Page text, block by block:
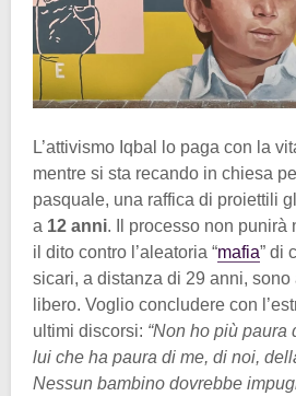
L’attivismo Iqbal lo paga con la
mentre si sta recando in chiesa
pasquale, una raffica di proiettili
a 12 anni. Il processo non punirà
il dito contro l’aleatoria “mafia” di
sicari, a distanza di 29 anni,
libero. Voglio concludere con
ultimi discorsi: “Non ho più paura
lui che ha paura di me, di noi,
Nessun bambino dovrebbe